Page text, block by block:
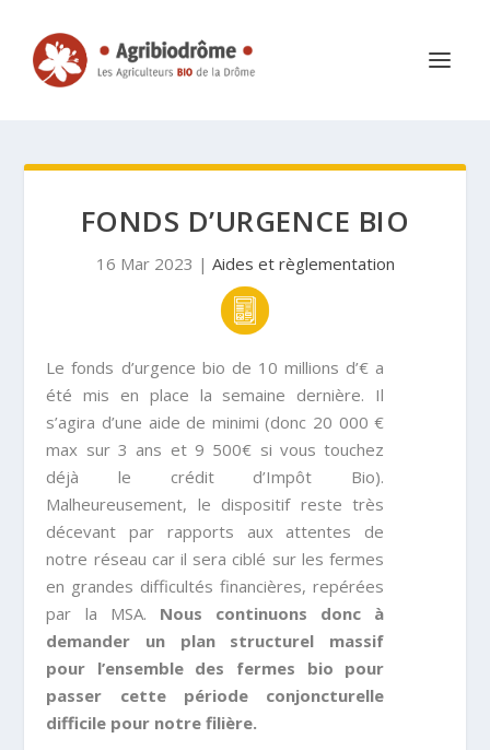
FONDS D’URGENCE BIO
16 Mar 2023 | Aides et règlementation
Le fonds d’urgence bio de 10 millions d’€ a
été mis en place la semaine dernière. Il
s’agira d’une aide de minimi (donc 20 000 €
max sur 3 ans et 9 500€ si vous touchez
déjà le crédit d’Impôt Bio).
Malheureusement, le dispositif reste très
décevant par rapports aux attentes de
notre réseau car il sera ciblé sur les fermes
en grandes difficultés financières, repérées
par la MSA. Nous continuons donc à
demander un plan structurel massif
pour l’ensemble des fermes bio pour
passer cette période conjoncturelle
difficile pour notre filière.